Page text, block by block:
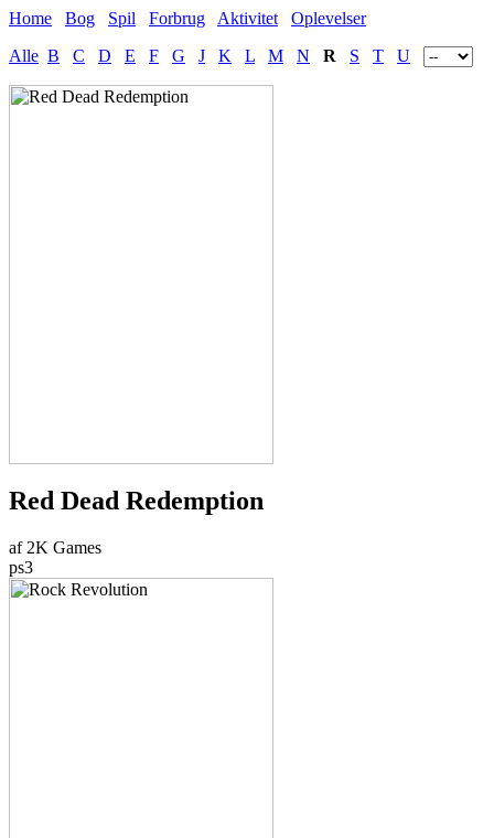
Home Bog Spil Forbrug Aktivitet
Oplevelser
Alle B C D E F G J K L M N R S T U
Red Dead Redemption
af 2K Games
ps3